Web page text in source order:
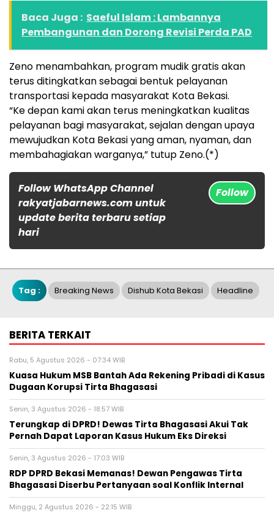
Baca Juga : Saeful Islam : Lambannya
Pembangunan dan Dorong Revisi Perda PAD
Zeno menambahkan, program mudik gratis akan
terus ditingkatkan sebagai bentuk pelayanan
transportasi kepada masyarakat Kota Bekasi.
“Ke depan kami akan terus meningkatkan kualitas
pelayanan bagi masyarakat, sejalan dengan upaya
mewujudkan Kota Bekasi yang aman, nyaman, dan
membahagiakan warganya,” tutup Zeno.(*)
Follow WhatsApp Channel
rakyatjabarnews.com untuk
update berita terbaru setiap
hari
Follow
Tag : Breaking News Dishub Kota Bekasi Headline
BERITA TERKAIT
Rabu, 5 Agustus 2026 - 07:34 WIB
Kuasa Hukum MSB Bantah Ada Rekening Pribadi di Kasus
Dugaan Korupsi Tirta Bhagasasi
Senin, 3 Agustus 2026 - 18:57 WIB
Terungkap di DPRD! Dewas Tirta Bhagasasi Akui Tak
Pernah Dapat Laporan Kasus Hukum Eks Direksi
Senin, 3 Agustus 2026 - 17:03 WIB
RDP DPRD Bekasi Memanas! Dewan Pengawas Tirta
Bhagasasi Diserbu Pertanyaan soal Konflik Internal
Minggu, 2 Agustus 2026 - 22:15 WIB